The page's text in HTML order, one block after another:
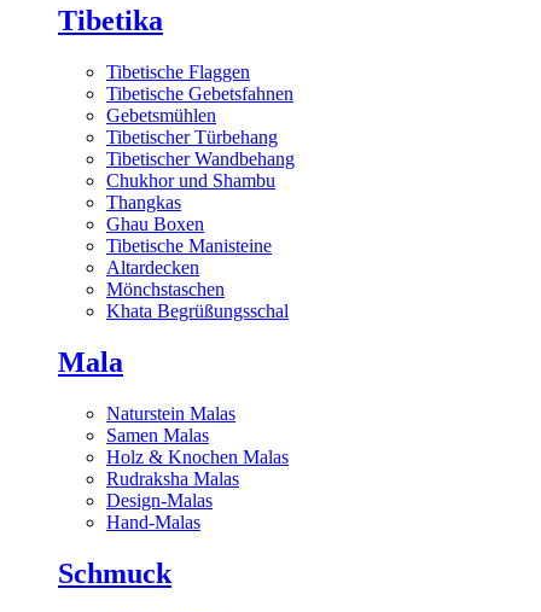
Tibetika
Tibetische Flaggen
Tibetische Gebetsfahnen
Gebetsmühlen
Tibetischer Türbehang
Tibetischer Wandbehang
Chukhor und Shambu
Thangkas
Ghau Boxen
Tibetische Manisteine
Altardecken
Mönchstaschen
Khata Begrüßungsschal
Mala
Naturstein Malas
Samen Malas
Holz & Knochen Malas
Rudraksha Malas
Design-Malas
Hand-Malas
Schmuck